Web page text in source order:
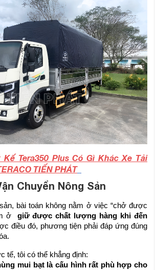
Kế Tera350 Plus Có Gì Khác Xe Tải
TIẾN PHÁT
Chuyển Nông Sản
bài toán không nằm ở việc “chở được
ở
giữ được chất lượng hàng khi đến
điều đó, phương tiện phải đáp ứng đúng
tế, tôi có thể khẳng định:
mui bạt là cấu hình rất phù hợp cho